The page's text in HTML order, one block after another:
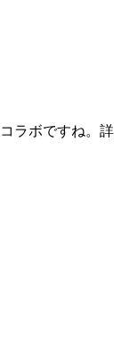
ラボですね。詳